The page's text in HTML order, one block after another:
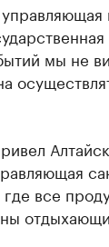
мы не
все